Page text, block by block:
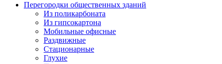
Перегородки общественных зданий
Из поликарбоната
Из гипсокартона
Мобильные офисные
Раздвижные
Стационарные
Глухие